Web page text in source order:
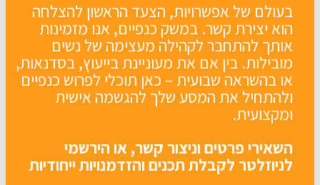
בעולם של אפשרויות, הצעד הראשון להצלחה
הוא יצירת קשר. במשק כנפיים, אנו מזמינות
אותך להתחבר לקהילה מעצימה של נשים
מובילות. בין אם את מעוניינת בייעוץ, בסדנאות,
או בהשראה שבועית – כאן תוכלי לפרוש כנפיים
ולהתחיל את המסע שלך להגשמה אישית
ומקצועית.
השאירי פרטים וניצור קשר, או הירשמי
לניוזלטר לקבלת תכנים והזדמנויות ייחודיות